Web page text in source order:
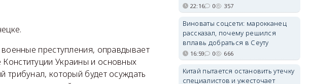
преступления, оправдывает
Украины и основных
трибунал, который будет осуждать
22:16 0 357
Виноваты соцсети: марокканец
рассказал, почему решился
вплавь добраться в Сеуту
16:59 0 666
Китай пытается остановить утечку
специалистов и ужесточает